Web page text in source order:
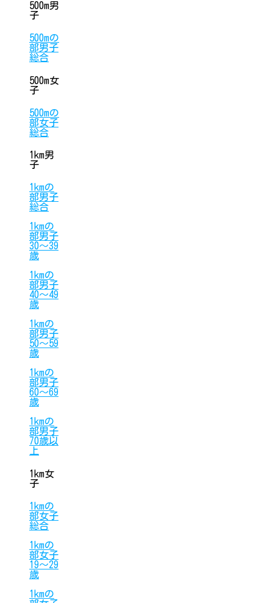
500m男
子
500mの
部男子
総合
500m女
子
500mの
部女子
総合
1km男
子
1kmの
部男子
総合
1kmの
部男子
30〜39
歳
1kmの
部男子
40〜49
歳
1kmの
部男子
50〜59
歳
1kmの
部男子
60〜69
歳
1kmの
部男子
70歳以
上
1km女
子
1kmの
部女子
総合
1kmの
部女子
19〜29
歳
1kmの